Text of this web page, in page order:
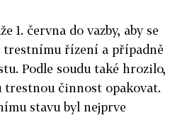
1. června do vazby, aby se
trestnímu řízení a případně
Podle soudu také hrozilo,
trestnou činnost opakovat.
stavu byl nejprve